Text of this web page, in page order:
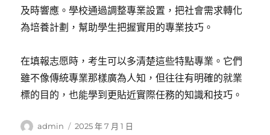
及時響應。學校通過調整專業設置，把社會需求轉化
為培養計劃，幫助學生把握實用的專業技巧。
在填報志愿時，考生可以多清楚這些特點專業。它們
雖不像傳統專業那樣廣為人知，但往往有明確的就業
標的目的，也能學到更貼近實際任務的知識和技巧。
作
admin
發
2025 年 7 月 1 日